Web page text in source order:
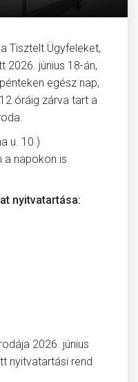
a Tisztelt Ügyfeleket,
2026. június 18-án,
egész nap,
óráig zárva tart a
u. 10.)
a napokon is
nyitvatartása:
2026. június
nyitvatartási rend